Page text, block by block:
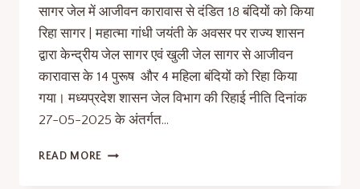
सागर जेल में आजीवन कारावास से दंडित 18 बंदियों को किया
रिहा सागर | महात्मा गांधी जयंती के अवसर पर राज्य शासन
द्वारा केन्द्रीय जेल सागर एवं खुली जेल सागर से आजीवन
कारावास के 14 पुरूष और 4 महिला बंदियों को रिहा किया
गया। मध्यप्रदेश शासन जेल विभाग की रिहाई नीति दिनांक
27-05-2025 के अंतर्गत…
READ MORE